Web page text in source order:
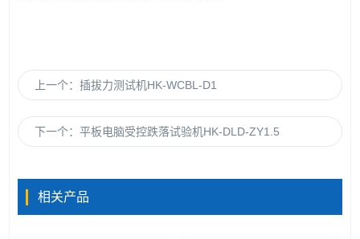
上一个：插拔力测试机HK-WCBL-D1
下一个：平板电脑受控跌落试验机HK-DLD-ZY1.5
相关产品